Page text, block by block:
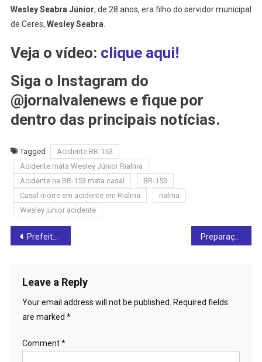
Wesley Seabra Júnior, de 28 anos, era filho do servidor municipal
de Ceres, Wesley Seabra
Veja o vídeo: clique aqui!
Siga o Instagram do
@jornalvalenews e fique por
dentro das principais notícias.
Tagged
Acidente BR-153
Acidente mata Wesley Júnior Rialma
Acidente na BR-153 mata casal
BR-153
Casal morre em acidente em Rialma
rialma
Wesley júnior acidente
Post
Prefeitura de Rialma conquista nova van para transporte de pacientes
Leave a Reply
Your email address will not be published.
Required fields
are marked *
Comment*